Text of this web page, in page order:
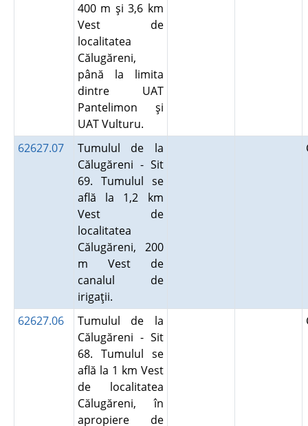
400 m şi 3,6 km
Vest de
localitatea
Călugăreni,
până la limita
dintre UAT
Pantelimon şi
UAT Vulturu.
62627.07
Tumulul de la
Călugăreni - Sit
69. Tumulul se
află la 1,2 km
Vest de
localitatea
Călugăreni, 200
m Vest de
canalul de
irigaţii.
62627.06
Tumulul de la
Călugăreni - Sit
68. Tumulul se
află la 1 km Vest
de localitatea
Călugăreni, în
apropiere de